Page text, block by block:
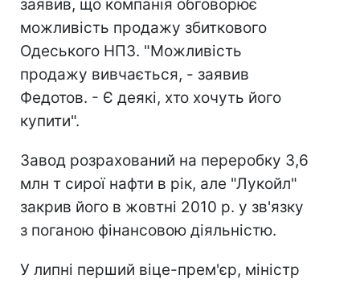
заявив, що компанія обговорює
можливість продажу збиткового
Одеського НПЗ. "Можливість
продажу вивчається, - заявив
Федотов. - Є деякі, хто хочуть його
купити".
Завод розрахований на переробку 3,6
млн т сирої нафти в рік, але "Лукойл"
закрив його в жовтні 2010 р. у зв'язку
з поганою фінансовою діяльністю.
У липні перший віце-прем'єр, міністр